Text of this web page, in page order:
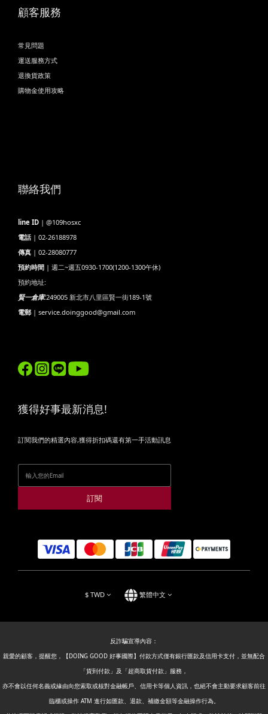
顧客服務
常見問題
運送服務方式
退換貨政策
購物金使用攻略
聯絡我們
line ID | @109hosxc
電話 | 02-26188978
傳真 | 02-28080777
預約時間 | 週二~週五0930-1700(1200-1300午休)
預約地址:
賢一倉庫:249005 新北市八里區賢一街189-1號
電郵 | service.doinggood@gmail.com
獲得好事最新消息!
訂閱我們的精選內容,獲得折扣碼還有第一手活動訊息
訂閱
$ TWD 繁體中文
反詐騙宣導內容：
親愛的顧客，提醒您，【DOING GOOD 好事國際】付款方式僅有銀行匯款及信用卡支付，並無配合
「貨到付款」及「超商取貨付款」服務，
亦不會以任何名義或緣由向您索取或核對金融帳戶、信用卡等個人資訊，也絕不會主動要求顧客前往
臨櫃或操作 ATM 進行如匯款、退款、補繳金額等金融操作行為。